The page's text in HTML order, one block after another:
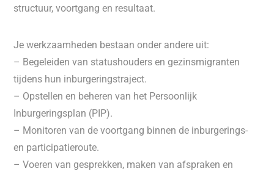
structuur, voortgang en resultaat.
Je werkzaamheden bestaan onder andere uit:
– Begeleiden van statushouders en gezinsmigranten
tijdens hun inburgeringstraject.
– Opstellen en beheren van het Persoonlijk
Inburgeringsplan (PIP).
– Monitoren van de voortgang binnen de inburgerings-
en participatieroute.
– Voeren van gesprekken, maken van afspraken en